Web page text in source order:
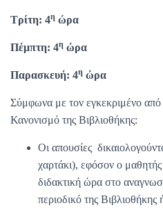
Τρίτη: 4η ώρα
Πέμπτη: 4η ώρα
Παρασκευή: 4η ώρα
Σύμφωνα με τον εγκεκριμένο
Κανονισμό της Βιβλιοθήκης:
Οι απουσίες
χαρτάκι), εφόσον ο
διδακτική ώρα στο
περιοδικό της Βιβλιοθήκης